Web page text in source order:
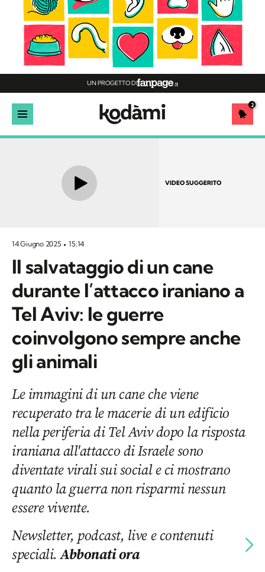
UN PROGETTO DI
2
VIDEO SUGGERITO
14 Giugno 2025 15:14
Il salvataggio di un cane
durante l’attacco iraniano a
Tel Aviv: le guerre
coinvolgono sempre anche
gli animali
Le immagini di un cane che viene
recuperato tra le macerie di un edificio
nella periferia di Tel Aviv dopo la risposta
iraniana all'attacco di Israele sono
diventate virali sui social e ci mostrano
quanto la guerra non risparmi nessun
essere vivente.
Newsletter, podcast, live e contenuti
speciali.Abbonati ora